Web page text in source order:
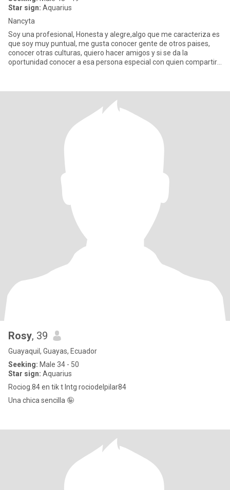
Star sign: Aquarius
Nancyta
Soy una profesional, Honesta y alegre,algo que me caracteriza es
que soy muy puntual, me gusta conocer gente de otros paises,
conocer otras culturas, quiero hacer amigos y si se da la
oportunidad conocer a esa persona especial con quien compartir
Rosy, 39
Guayaquil, Guayas, Ecuador
Seeking: Male 34 - 50
Star sign: Aquarius
Rociog.84 en tik t Intg rociodelpilar84
Una chica sencilla 🤪